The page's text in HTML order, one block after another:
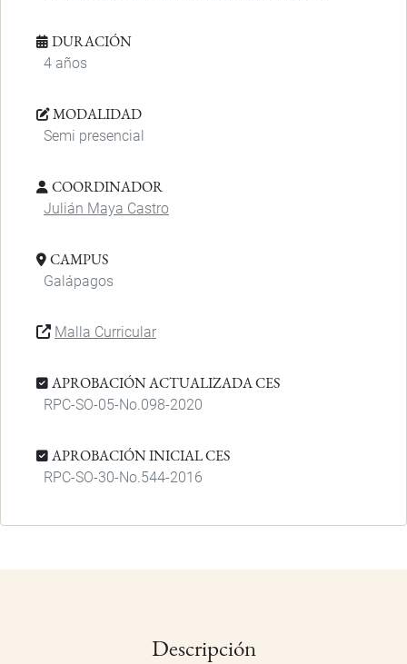
DURACIÓN
4 años
MODALIDAD
Semi presencial
COORDINADOR
Julián Maya Castro
CAMPUS
Galápagos
Malla Curricular
APROBACIÓN ACTUALIZADA CES
RPC-SO-05-No.098-2020
APROBACIÓN INICIAL CES
RPC-SO-30-No.544-2016
Descripción